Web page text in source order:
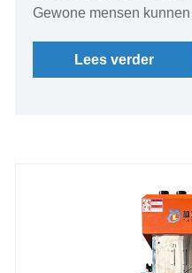
Gewone mensen
Lees verder